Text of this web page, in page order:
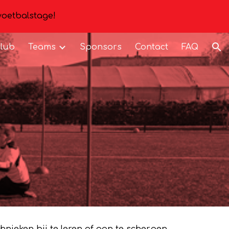
Teams Sponsors Contact FAQ